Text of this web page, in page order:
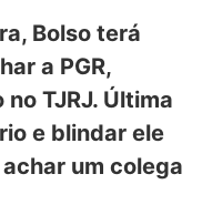
Bolso terá
a PGR,
TJRJ. Última
e blindar ele
achar um colega